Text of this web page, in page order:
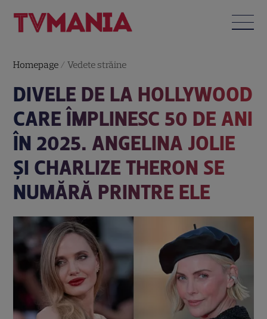
Homepage /Vedete străine
DIVELE DE LA HOLLYWOOD
CARE ÎMPLINESC 50 DE ANI
ÎN 2025. ANGELINA JOLIE
ȘI CHARLIZE THERON SE
NUMĂRĂ PRINTRE ELE